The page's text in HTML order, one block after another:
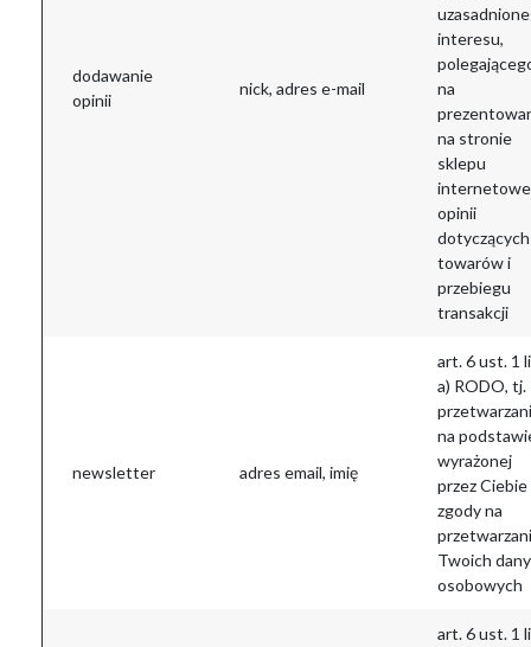
dodawanie
opinii
nick, adres e-mail
interesu,
na
na stronie
sklepu
opinii
dotyczących
towarów i
przebiegu
transakcji
newsletter adres email, imię
art. 6 ust. 1
a) RODO, tj.
na
wyrażonej
przez Ciebie
zgody na
Twoich
osobowych
art. 6 ust. 1